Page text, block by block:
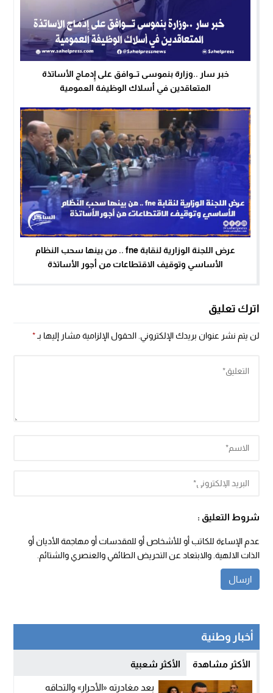
خبر سار ..وزارة بنموسى تـــوافق على إِدمـاج الأساتذة
المتعاقدين في أسلاك الوظيفة العمومية
عرض اللجنة الوزارية لنقابة fne .. من بينها سحب النظام
الأساسي وتوقيف الاقتطاعات من أجور الأساتذة
اترك تعليق
لن يتم نشر عنوان بريدك الإلكتروني. الحقول الإلزامية مشار إليها بـ*
شروط التعليق :
عدم الإساءة للكاتب أو للأشخاص أو للمقدسات أو مهاجمة الأديان أو
الذات الالهية. والابتعاد عن التحريض الطائفي والعنصري والشتائم.
أخبار وطنية
الأكثر مشاهدة الأكثر شعبية
بعد مغادرته «الأحرار» والتحاقه